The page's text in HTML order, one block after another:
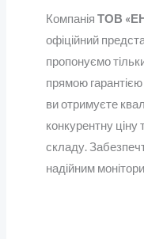
Компанія ТОВ
офіційний
пропонуємо
прямою
ви отримуєте
конкурентну ціну
складу.
надійним